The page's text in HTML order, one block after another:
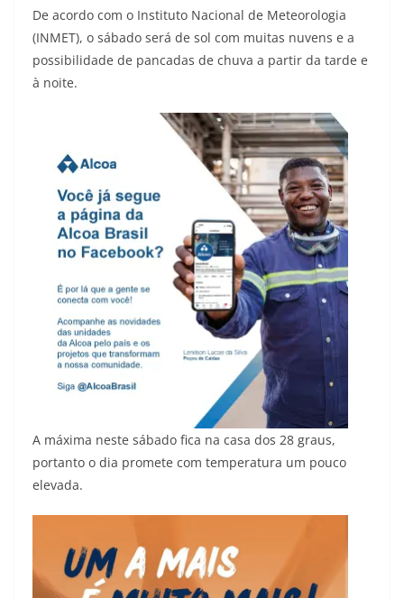
De acordo com o Instituto Nacional de Meteorologia
(INMET), o sábado será de sol com muitas nuvens e a
possibilidade de pancadas de chuva a partir da tarde e
à noite.
A máxima neste sábado fica na casa dos 28 graus,
portanto o dia promete com temperatura um pouco
elevada.